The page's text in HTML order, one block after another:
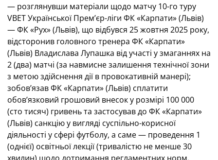
— розглянувши матеріали щодо матчу 10-го туру
VBET Української Премʼєр-ліги ФК «Карпати» (Львів)
— ФК «Рух» (Львів), що відбувся 25 жовтня 2025 року,
відсторонив головного тренера ФК «Карпати»
(Львів) Владислава Лупашка від участі у змаганнях на
2 (два) матчі (за навмисне залишення технічної зони
з метою здійснення дії в провокативній манері);
зобов’язав ФК «Карпати» (Львів) сплатити
обов’язковий грошовий внесок у розмірі 100 000
(сто тисяч) гривень та застосував до ФК «Карпати»
(Львів) санкцію у вигляді суспільно-корисної
діяльності у сфері футболу, а саме — проведення 1
(однієї) освітньої лекції (тривалістю не менше 30